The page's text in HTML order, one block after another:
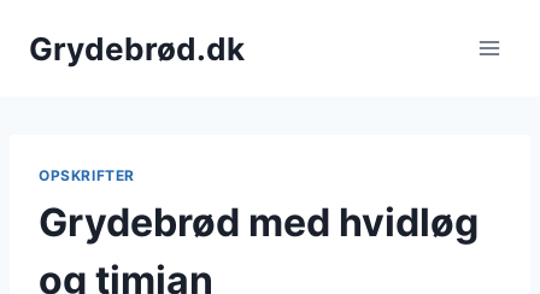
Grydebrød.dk
OPSKRIFTER
Grydebrød med hvidløg
og timian